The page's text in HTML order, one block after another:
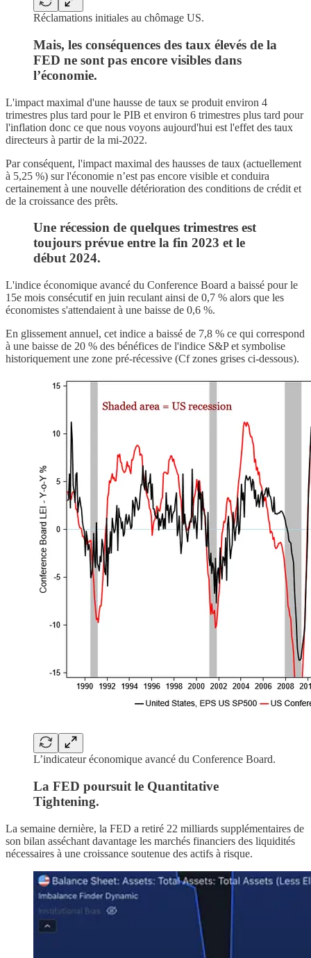
Réclamations initiales au chômage US.
Mais, les conséquences des taux élevés de la
FED ne sont pas encore visibles dans
l’économie.
L'impact maximal d'une hausse de taux se produit environ 4
trimestres plus tard pour le PIB et environ 6 trimestres plus tard pour
l'inflation donc ce que nous voyons aujourd'hui est l'effet des taux
directeurs à partir de la mi-2022.
Par conséquent, l'impact maximal des hausses de taux (actuellement
à 5,25 %) sur l'économie n’est pas encore visible et conduira
certainement à une nouvelle détérioration des conditions de crédit et
de la croissance des prêts.
Une récession de quelques trimestres est
toujours prévue entre la fin 2023 et le
début 2024.
L'indice économique avancé du Conference Board a baissé pour le
15e mois consécutif en juin reculant ainsi de 0,7 % alors que les
économistes s'attendaient à une baisse de 0,6 %.
En glissement annuel, cet indice a baissé de 7,8 % ce qui correspond
à une baisse de 20 % des bénéfices de l'indice S&P et symbolise
historiquement une zone pré-récessive (Cf zones grises ci-dessous).
L’indicateur économique avancé du Conference Board.
La FED poursuit le Quantitative
Tightening.
La semaine dernière, la FED a retiré 22 milliards supplémentaires de
son bilan asséchant davantage les marchés financiers des liquidités
nécessaires à une croissance soutenue des actifs à risque.